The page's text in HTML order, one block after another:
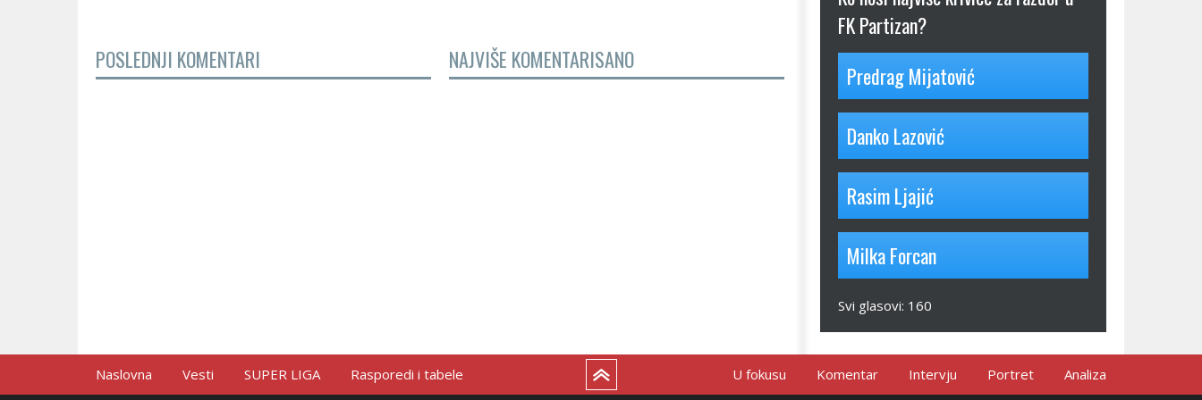
POSLEDNJI KOMENTARI NAJVIŠE KOMENTARISANO
FK Partizan?
Predrag Mijatović
Danko Lazović
Rasim Ljajić
Milka Forcan
Svi glasovi: 160
Naslovna Vesti SUPER LIGA Rasporedi i tabele U fokusu Komentar Intervju Portret Analiza